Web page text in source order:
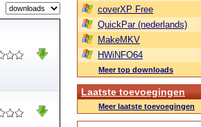
coverXP Free
QuickPar (nederlands)
MakeMKV
HWiNFO64
Meer top downloads
Laatste toevoegingen
Meer laatste toevoegingen